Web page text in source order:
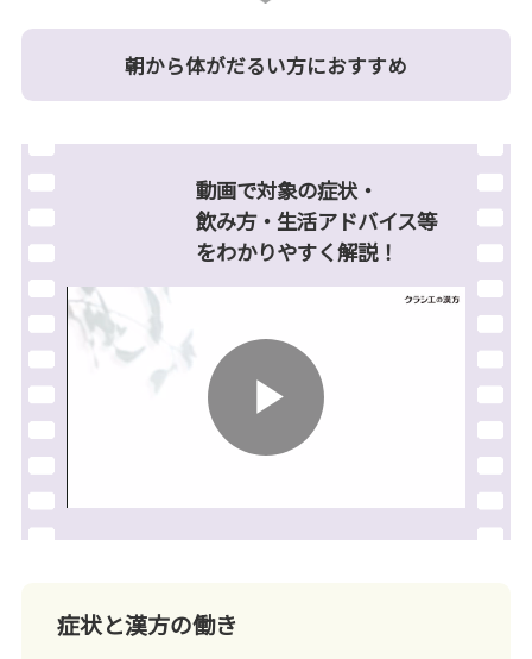
朝から体がだるい方におすすめ
動画で対象の症状・
飲み方・生活アドバイス等
をわかりやすく解説！
Play
症状と漢方の働き